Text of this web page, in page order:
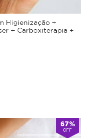
Higienização +
+ Carboxiterapia +
67%
OFF